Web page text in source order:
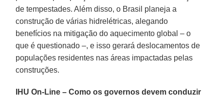
de tempestades. Além disso, o Brasil planeja a
construção de várias hidrelétricas, alegando
benefícios na mitigação do aquecimento global – o
que é questionado –, e isso gerará deslocamentos de
populações residentes nas áreas impactadas pelas
construções.
IHU On-Line – Como os governos devem conduzir